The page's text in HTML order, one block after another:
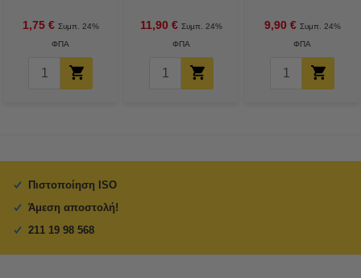
Black (123ink)
1,75 € Συμπ. 24%
ΦΠΑ
8m x 12mm Black
on White
11,90 € Συμπ. 24%
ΦΠΑ
9,90 € Συμπ. 24%
ΦΠΑ
Πιστοποίηση ISO
Άμεση αποστολή!
211 19 98 568